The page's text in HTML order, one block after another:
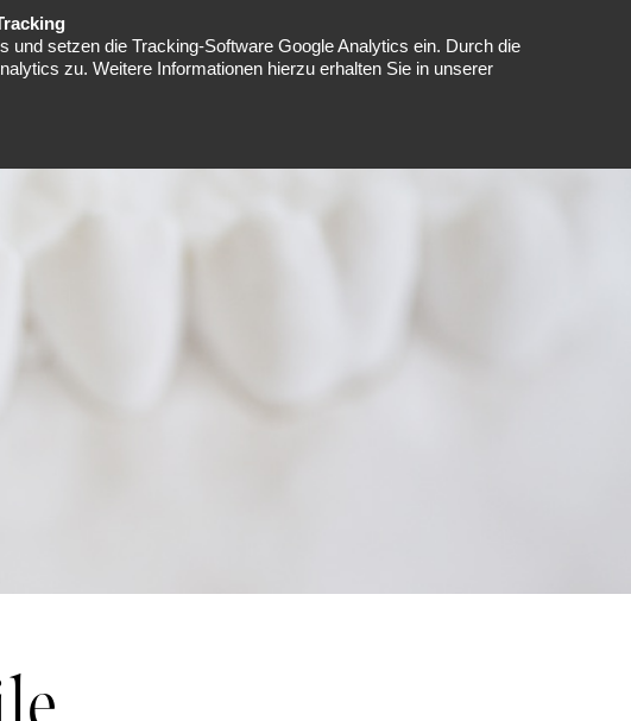
setzen die Tracking-Software Google Analytics ein. Durch die
zu. Weitere Informationen hierzu erhalten Sie in unserer